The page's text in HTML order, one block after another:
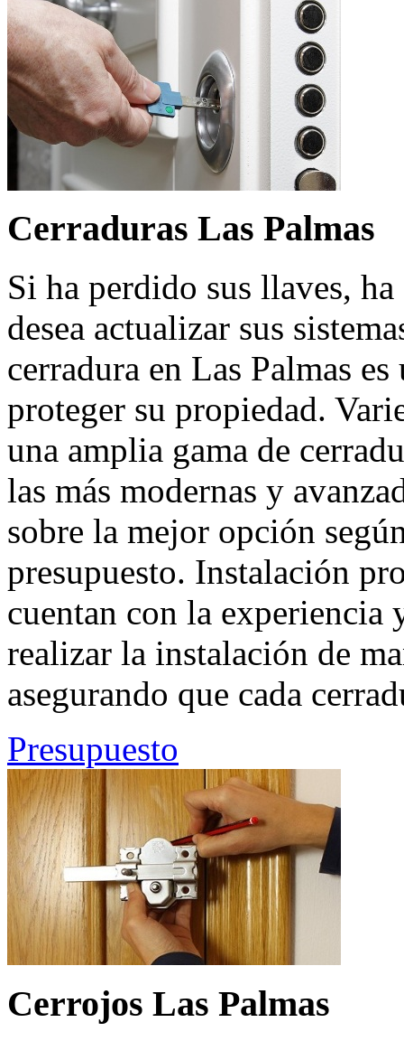
Cerraduras Las Palmas
Si ha perdido sus llaves,
desea actualizar sus
cerradura en Las Palmas
proteger su propiedad.
una amplia gama de
las más modernas y
sobre la mejor opción
presupuesto. Instalación
cuentan con la experiencia
realizar la instalación de
asegurando que cada
Presupuesto
Cerrojos Las Palmas